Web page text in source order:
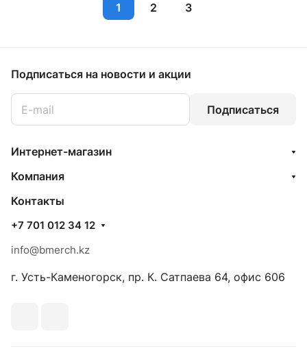
1 2 3
Подписаться на новости и акции
Подписаться
Интернет-магазин
Компания
Контакты
+7 701 012 34 12
info@bmerch.kz
г. Усть-Каменогорск, пр. К. Сатпаева 64, офис 606